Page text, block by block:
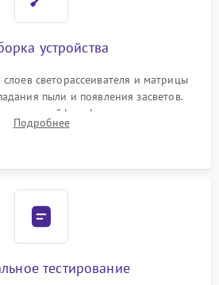
устройства
светорассеивателя и матрицы
пыли и появления засветов.
шлейфов, фиксация плат и
пластикового корпуса монитора.
Подробнее
тестирование